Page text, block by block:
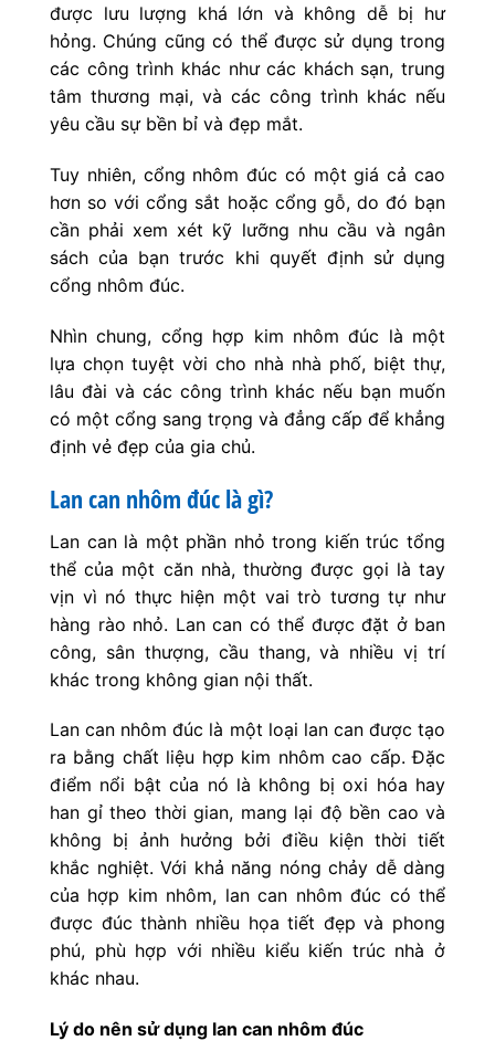
được lưu lượng khá lớn và không dễ bị hư
hỏng. Chúng cũng có thể được sử dụng trong
các công trình khác như các khách sạn, trung
tâm thương mại, và các công trình khác nếu
yêu cầu sự bền bỉ và đẹp mắt.
Tuy nhiên, cổng nhôm đúc có một giá cả cao
hơn so với cổng sắt hoặc cổng gỗ, do đó bạn
cần phải xem xét kỹ lưỡng nhu cầu và ngân
sách của bạn trước khi quyết định sử dụng
cổng nhôm đúc.
Nhìn chung, cổng hợp kim nhôm đúc là một
lựa chọn tuyệt vời cho nhà nhà phố, biệt thự,
lâu đài và các công trình khác nếu bạn muốn
có một cổng sang trọng và đẳng cấp để khẳng
định vẻ đẹp của gia chủ.
Lan can nhôm đúc là gì?
Lan can là một phần nhỏ trong kiến trúc tổng
thể của một căn nhà, thường được gọi là tay
vịn vì nó thực hiện một vai trò tương tự như
hàng rào nhỏ. Lan can có thể được đặt ở ban
công, sân thượng, cầu thang, và nhiều vị trí
khác trong không gian nội thất.
Lan can nhôm đúc là một loại lan can được tạo
ra bằng chất liệu hợp kim nhôm cao cấp. Đặc
điểm nổi bật của nó là không bị oxi hóa hay
han gỉ theo thời gian, mang lại độ bền cao và
không bị ảnh hưởng bởi điều kiện thời tiết
khắc nghiệt. Với khả năng nóng chảy dễ dàng
của hợp kim nhôm, lan can nhôm đúc có thể
được đúc thành nhiều họa tiết đẹp và phong
phú, phù hợp với nhiều kiểu kiến trúc nhà ở
khác nhau.
Lý do nên sử dụng lan can nhôm đúc